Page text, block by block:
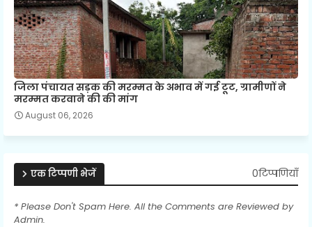
जिला पंचायत सड़क की मरम्मत के अभाव में गई टूट, ग्रामीणों ने
मरम्मत करवाने की की मांग
August 06, 2026
एक टिप्पणी भेजें 0टिप्पणियाँ
* Please Don't Spam Here. All the Comments are Reviewed by
Admin.